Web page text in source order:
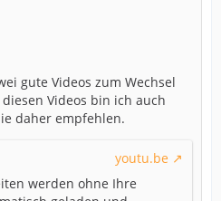
gute Videos zum Wechsel
Videos bin ich auch
daher empfehlen.
youtu.be
werden ohne Ihre